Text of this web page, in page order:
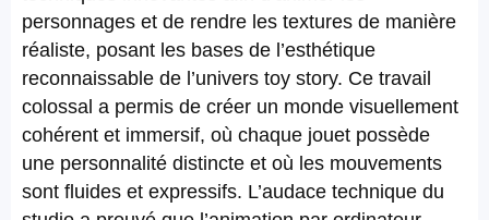
personnages et de rendre les textures de manière
réaliste, posant les bases de l’esthétique
reconnaissable de l’univers toy story. Ce travail
colossal a permis de créer un monde visuellement
cohérent et immersif, où chaque jouet possède
une personnalité distincte et où les mouvements
sont fluides et expressifs. L’audace technique du